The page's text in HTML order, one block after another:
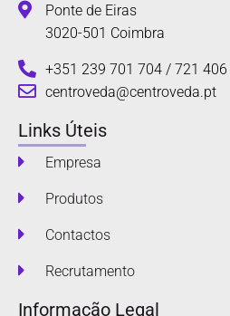
Ponte de Eiras
3020-501 Coimbra
+351 239 701 704 / 721 406
centroveda@centroveda.pt
Links Úteis
Empresa
Produtos
Contactos
Recrutamento
Informação Legal